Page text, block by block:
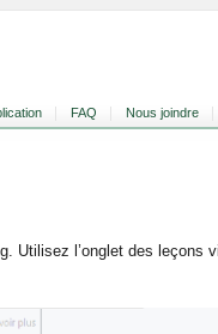
FAQ Nous joindre
Utilisez l’onglet des leçons